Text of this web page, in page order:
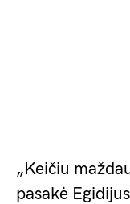
„Keičiu
pasakė